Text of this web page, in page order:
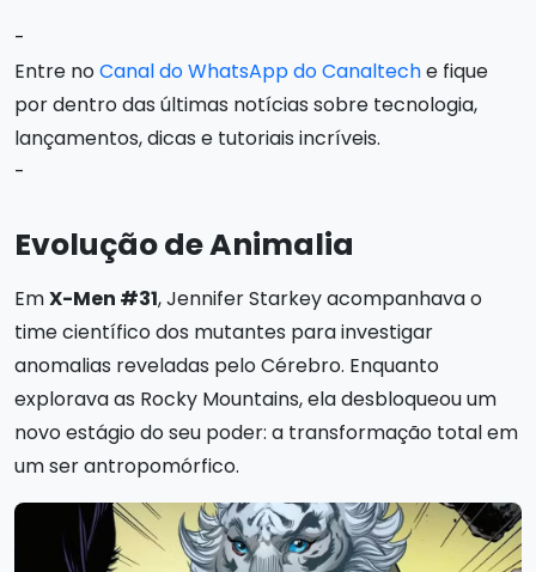
-
Entre noCanal do WhatsApp do Canalteche fique
por dentro das últimas notícias sobre tecnologia,
lançamentos, dicas e tutoriais incríveis.
-
Evolução de Animalia
EmX-Men #31, Jennifer Starkey acompanhava o
time científico dos mutantes para investigar
anomalias reveladas pelo Cérebro. Enquanto
explorava as Rocky Mountains, ela desbloqueou um
novo estágio do seu poder: a transformação total em
um ser antropomórfico.